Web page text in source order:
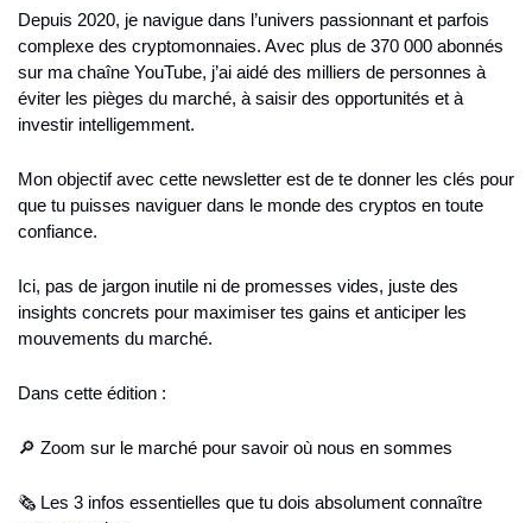
Depuis 2020, je navigue dans l’univers passionnant et parfois
complexe des cryptomonnaies. Avec plus de 370 000 abonnés
sur ma chaîne YouTube, j’ai aidé des milliers de personnes à
éviter les pièges du marché, à saisir des opportunités et à
investir intelligemment.
Mon objectif avec cette newsletter est de te donner les clés pour
que tu puisses naviguer dans le monde des cryptos en toute
confiance.
Ici, pas de jargon inutile ni de promesses vides, juste des
insights concrets pour maximiser tes gains et anticiper les
mouvements du marché.
Dans cette édition :
🔎 Zoom sur le marché pour savoir où nous en sommes
🗞️ Les 3 infos essentielles que tu dois absolument connaître